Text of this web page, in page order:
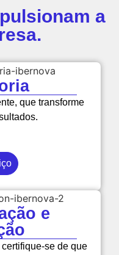
a
que transforme
e
se de que